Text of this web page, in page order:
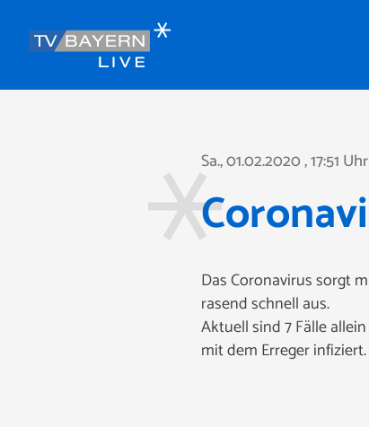
Sa., 01.02.2020, 17:51 Uhr
Das Coronavirus sorgt
rasend schnell aus.
Aktuell sind 7 Fälle
mit dem Erreger infiziert.